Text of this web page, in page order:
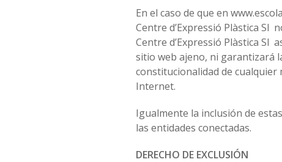
En el caso de que en
Centre d’Expressió Plàstica Sl
Centre d’Expressió Plàstica Sl
sitio web ajeno, ni garantizará
constitucionalidad de
Internet.
Igualmente la inclusión de
las entidades conectadas.
DERECHO DE EXCLUSIÓN